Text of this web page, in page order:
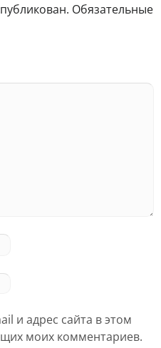
Обязательные
и адрес сайта в этом
моих комментариев.